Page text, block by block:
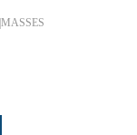
MASSES